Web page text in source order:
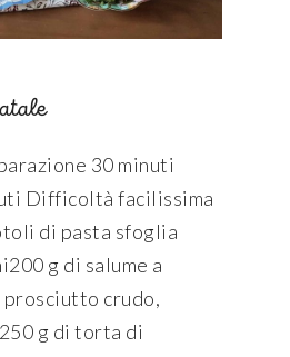
30 minuti
Difficoltà facilissima
di pasta sfoglia
g di salume a
prosciutto crudo,
g di torta di